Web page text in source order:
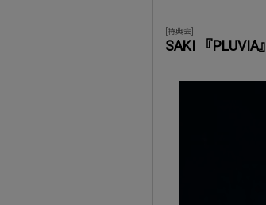
[特典会]
SAKI 『